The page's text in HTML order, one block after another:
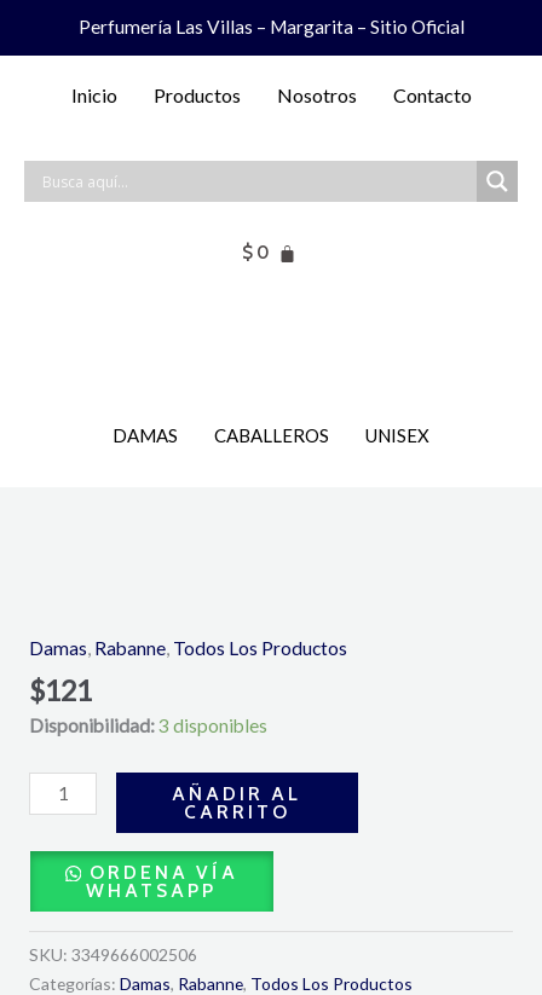
Perfumería Las Villas – Margarita – Sitio Oficial
Inicio Productos Nosotros Contacto
$ 0
DAMAS CABALLEROS UNISEX
Damas Rabanne, Todos Los Productos
$121
Disponibilidad:3 disponibles
Eau
de
Toilette
50ml-
cantidad
AÑADIR AL
CARRITO
ORDENA VÍA
WHATSAPP
SKU: 3349666002506
Categorías: Damas, Rabanne, Todos Los Productos